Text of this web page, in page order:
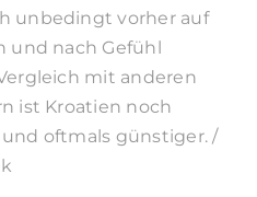
unbedingt vorher auf
und nach Gefühl
mit anderen
ist Kroatien noch
oftmals günstiger. /